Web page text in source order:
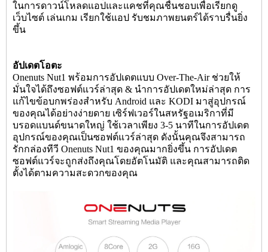
ในการดาวน์โหลดแอปและแคชที่คุณชื่นชอบเพื่อเรียกดู
เว็บไซต์ เล่นเกม เรียกใช้แอป รับชมภาพยนตร์ได้ราบรื่นยิ่ง
ขึ้น
อัปเดตโอตะ
Onenuts Nut1 พร้อมการอัปเดตแบบ Over-The-Air ช่วยให้
มั่นใจได้ถึงซอฟต์แวร์ล่าสุด & นำการอัปเดตใหม่ล่าสุด การ
แก้ไขข้อบกพร่องสำหรับ Android และ KODI มาสู่อุปกรณ์
ของคุณได้อย่างง่ายดาย เซิร์ฟเวอร์ในสหรัฐอเมริกาที่มี
บรอดแบนด์ขนาดใหญ่ ใช้เวลาเพียง 3-5 นาทีในการอัปเดต
อุปกรณ์ของคุณเป็นซอฟต์แวร์ล่าสุด ดังนั้นคุณจึงสามารถ
รักกล่องทีวี Onenuts Nut1 ของคุณมากยิ่งขึ้น การอัปเดต
ซอฟต์แวร์จะถูกส่งถึงคุณโดยอัตโนมัติ และคุณสามารถติด
ตั้งได้ตามความสะดวกของคุณ